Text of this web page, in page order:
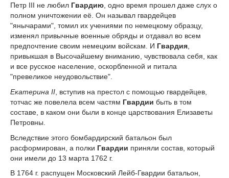
Петр III не любил Гвардию , одно время прошел даже слух о
полном уничтожении её. Он называл гвардейцев
"янычарами", томил их учениями по немецкому образцу,
изменял привычные военные обряды и отдавал во всем
предпочтение своим немецким войскам. И Гвардия
привыкшая в Высочайшему вниманию, чувствовала себя, как
и все русское население, оскорбленной и питала
"превеликое неудовольствие".
Екатерина II , вступив на престол с помощью гвардейцев,
тотчас же повелела всем частям Гвардии быть в том
составе, в каком они были в конце царствования Елизаветы
Петровны.
Вследствие этого бомбардирский батальон был
расформирован, а полки Гвардии приняли состав, который
они имели до 13 марта 1762 г.
В 1764 г. распущен Московский Лейб-Гвардии батальон,